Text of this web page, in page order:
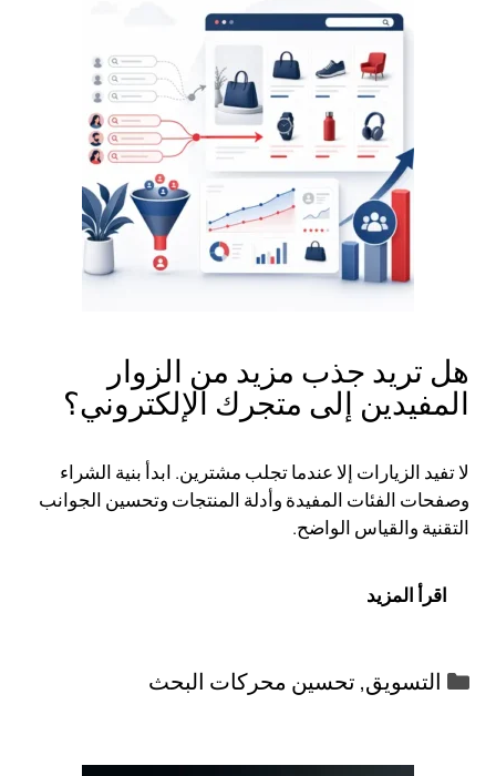
هل تريد جذب مزيد من الزوار
المفيدين إلى متجرك الإلكتروني؟
لا تفيد الزيارات إلا عندما تجلب مشترين. ابدأ بنية الشراء
وصفحات الفئات المفيدة وأدلة المنتجات وتحسين الجوانب
التقنية والقياس الواضح.
اقرأ المزيد
التصنيفات
التسويق, تحسين محركات البحث